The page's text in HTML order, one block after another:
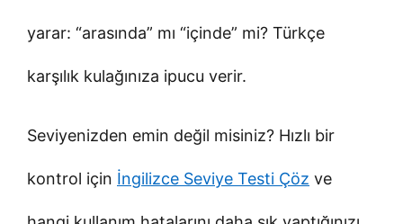
yarar: “arasında” mı “içinde” mi? Türkçe
karşılık kulağınıza ipucu verir.
Seviyenizden emin değil misiniz? Hızlı bir
kontrol için İngilizce Seviye Testi Çöz ve